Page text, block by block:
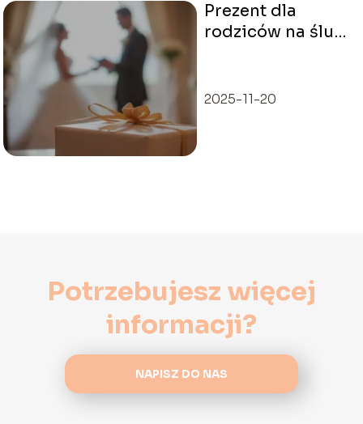
Prezent dla
rodziców na ślub
2025-11-20
Potrzebujesz więcej
informacji?
NAPISZ DO NAS